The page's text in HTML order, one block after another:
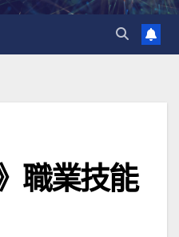
職業技能